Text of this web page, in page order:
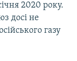
2020 року.
досі не
газу